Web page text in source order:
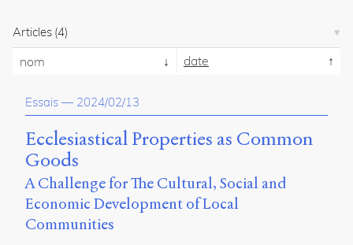
Présentation
Publier
du
site
Archipel
En
ligne
Mastodon
Articles (4)
nom date
Essais — 2024/02/13
Ecclesiastical Properties as Common
Goods
A Challenge for The Cultural, Social and
Economic Development of Local
Communities